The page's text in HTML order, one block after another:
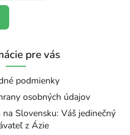
pre vás
podmienky
osobných údajov
Slovensku: Váš jedinečný
z Ázie